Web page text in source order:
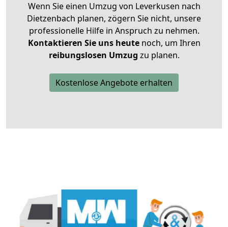
Wenn Sie einen Umzug von Leverkusen nach
Dietzenbach planen, zögern Sie nicht, unsere
professionelle Hilfe in Anspruch zu nehmen.
Kontaktieren Sie uns heutenoch, um Ihren
reibungslosen Umzug zu planen.
Kostenlose Angebote erhalten